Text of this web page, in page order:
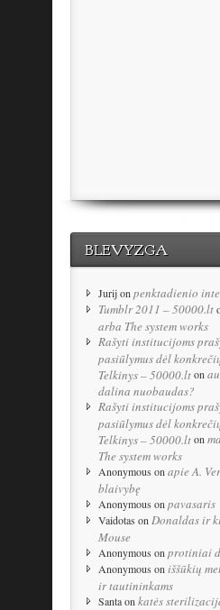
BLEVYZGA
Jurijon penktadienio
Tumblr 2011 – 50000.lt
arba The system works
Rašyti institucijoms
pasiūlymus dėl
Telkinys – 50000.lton
dalina nuobaudas?
Rašyti institucijoms
pasiūlymus dėl
Telkinys – 50000.lton
The system works
Anonymous on apie A.
blaivybę
Anonymous on pavasaris
Vaidotas on Donaldas ir
Mouse
Anonymous on protiniai
Anonymous on iššūkių
ir tautininkams
Santaon katės